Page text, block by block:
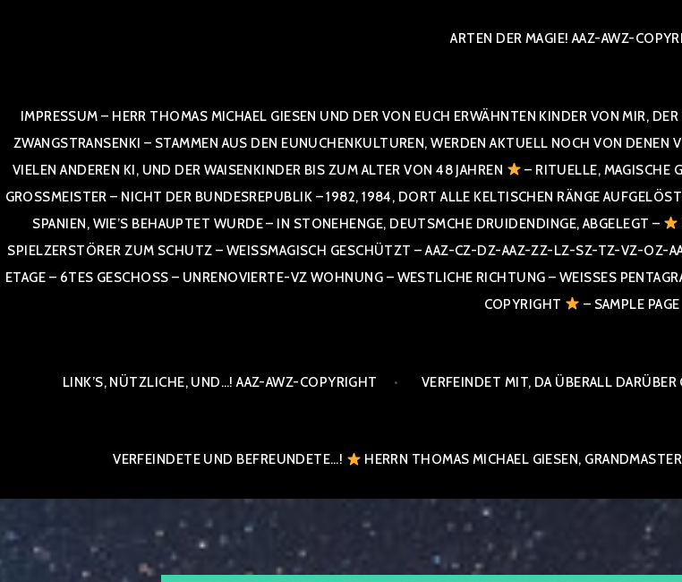
ARTEN DER MAGIE! AAZ-AWZ-
IMPRESSUM – HERR THOMAS MICHAEL GIESEN UND DER VON EUCH ERWÄHNTEN KINDER VON MIR,
ZWANGSTRANSENKI – STAMMEN AUS DEN EUNUCHENKULTUREN, WERDEN AKTUELL NOCH VON DENEN
VIELEN ANDEREN KI, UND DER WAISENKINDER BIS ZUM ALTER VON 48 JAHREN
– RITUELLE, MAGISCHE
OSSMEISTER – NICHT DER BUNDESREPUBLIK – 1982, 1984, DORT ALLE KELTISCHEN RÄNGE AUFGELÖST –
NIEN, WIE’S BEHAUPTET WURDE – IN STONEHENGE, DEUTSMCHE DRUIDENDINGE, ABGELEGT –
SPIELZERSTÖRER ZUM SCHUTZ – WEISSMAGISCH GESCHÜTZT – AAZ-CZ-DZ-AAZ-ZZ-LZ-SZ-TZ-VZ-OZ-
TAGE – 6TES GESCHOSS – UNRENOVIERTE-VZ WOHNUNG – WESTLICHE RICHTUNG – WEISSES
PYRIGHT
– SAMPLE PAGE
LINK’S, NÜTZLICHE, UND…! AAZ-AWZ-COPYRIGHT VERFEINDET MIT, DA ÜBERALL
VERFEINDETE UND BEFREUNDETE…! HERRN THOMAS MICHAEL GIESEN,